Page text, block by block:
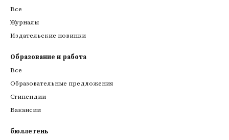
Все
Журналы
Издательские новинки
Образование и работа
Все
Образовательные предложения
Стипендии
Вакансии
бюллетень